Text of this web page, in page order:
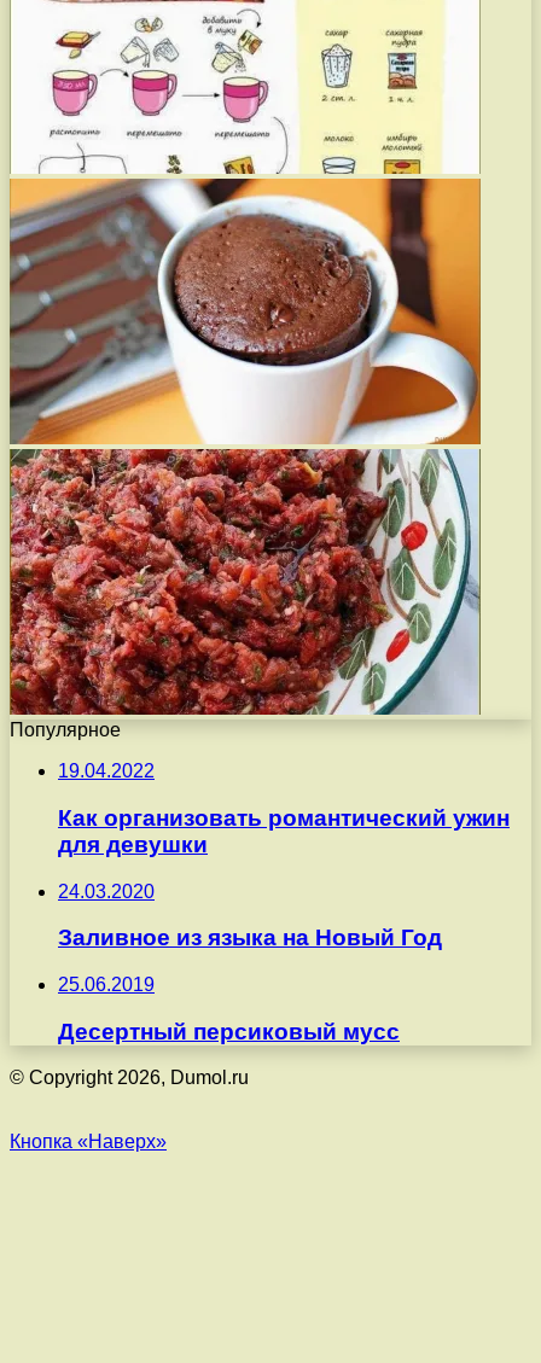
Популярное
19.04.2022
Как организовать романтический ужин
для девушки
24.03.2020
Заливное из языка на Новый Год
25.06.2019
Десертный персиковый мусс
© Copyright 2026, Dumol.ru
Кнопка «Наверх»